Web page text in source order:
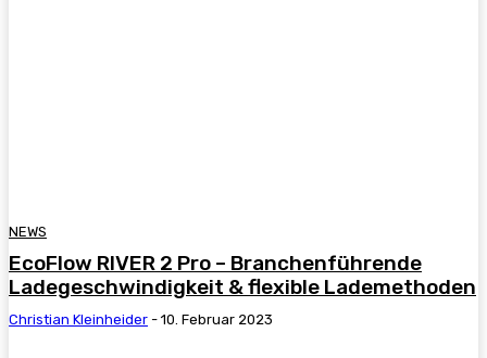
NEWS
EcoFlow RIVER 2 Pro – Branchenführende
Ladegeschwindigkeit & flexible Lademethoden
Christian Kleinheider - 10. Februar 2023